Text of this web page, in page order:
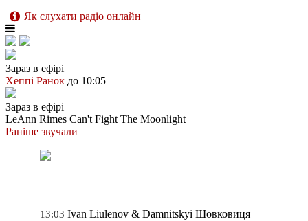
Як слухати радіо онлайн
Зараз в ефірі
Хеппі Ранок до 10:05
Зараз в ефірі
LeAnn Rimes Can't Fight The Moonlight
Раніше звучали
13:03 Ivan Liulenov & Damnitskyi Шовковиця